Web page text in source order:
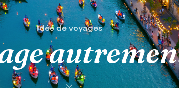
Idée de voyages